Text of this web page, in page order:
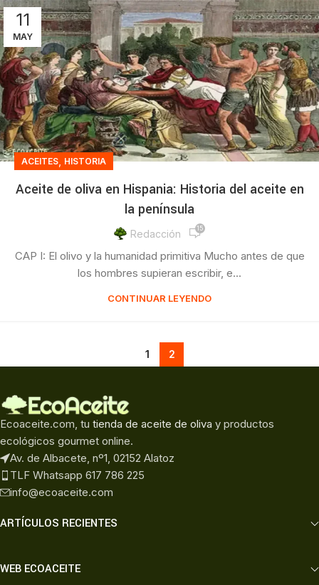
11
MAY
ACEITES, HISTORIA
Aceite de oliva en Hispania: Historia del aceite en
la península
Redacción 15
CAP I: El olivo y la humanidad primitiva Mucho antes de que
los hombres supieran escribir, e...
CONTINUAR LEYENDO
1 2
Ecoaceite.com, tu tienda de aceite de oliva y productos
ecológicos gourmet online.
Av. de Albacete, nº1, 02152 Alatoz
TLF Whatsapp 617 786 225
info@ecoaceite.com
ARTÍCULOS RECIENTES
WEB ECOACEITE